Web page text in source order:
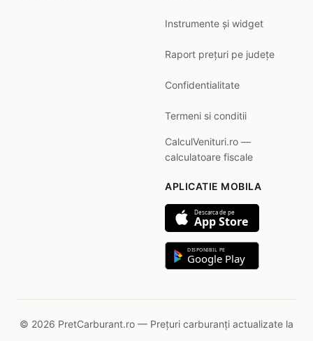
Instrumente și widget
Raport prețuri pe județe
Confidentialitate
Termeni si conditii
CalculVenituri.ro —
calculatoare fiscale
APLICATIE MOBILA
Descarca de pe
App Store
DISPONIBIL PE
Google Play
© 2026 PretCarburant.ro — Prețuri carburanți actualizate la